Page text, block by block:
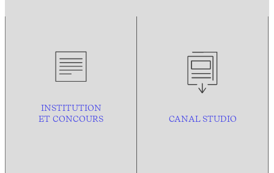
INSTITUTION
ET CONCOURS
CANAL STUDIO